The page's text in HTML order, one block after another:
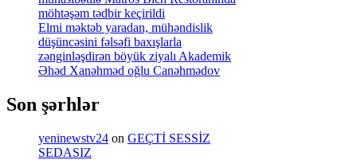
möhtəşəm tədbir keçirildi
Elmi məktəb yaradan, mühəndislik
düşüncəsini fəlsəfi baxışlarla
zənginləşdirən böyük ziyalı Akademik
Əhəd Xanəhməd oğlu Canəhmədov
Son şərhlər
yeninewstv24 on GEÇTİ SESSİZ
SEDASIZ